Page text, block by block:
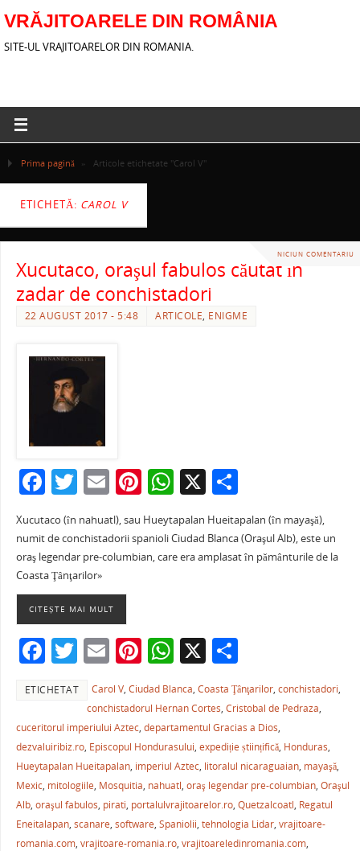
VRĂJITOARELE DIN ROMÂNIA
SITE-UL VRAJITOARELOR DIN ROMANIA.
Prima pagină » Articole etichetate "Carol V"
ETICHETĂ: CAROL V
NICIUN COMENTARIU
Xucutaco, oraşul fabulos căutat în
zadar de conchistadori
22 AUGUST 2017 - 5:48 ARTICOLE, ENIGME
F
c
e
b
o
o
k
T
w
itt
er
E
m
ai
l
Pi
nt
er
e
W
at
s
p
X P
ar
ta
je
Xucutaco (în nahuatl), sau Hueytapalan Hueitapalan (în mayaşă),
numit de conchistadorii spanioli Ciudad Blanca (Oraşul Alb), este un
oraş legendar pre-columbian, care era amplasat în pământurile de la
Coasta Ţânţarilor»
CITEȘTE MAI MULT
F
a
c
e
b
o
o
k
T
w
itt
er
E
m
ai
l
Pi
nt
er
e
st
W
h
at
s
A
p
p
X P
ar
ta
je
a
ză
ETICHETAT Carol V,Ciudad Blanca,Coasta Ţânţarilor,conchistadori,
conchistadorul Hernan Cortes,Cristobal de Pedraza,
cuceritorul imperiului Aztec, departamentul Gracias a Dios,
dezvaluiribiz.ro, Episcopul Hondurasului, expediție științifică, Honduras,
Hueytapalan Hueitapalan, imperiul Aztec, litoralul nicaraguaian, mayaşă,
Mexic, mitologiile, Mosquitia, nahuatl, oraş legendar pre-columbian, Oraşul
Alb, oraşul fabulos, pirati, portalulvrajitoarelor.ro, Quetzalcoatl, Regatul
Eneitalapan, scanare, software, Spaniolii, tehnologia Lidar, vrajitoare-
romania.com, vrajitoare-romania.ro, vrajitoareledinromania.com,